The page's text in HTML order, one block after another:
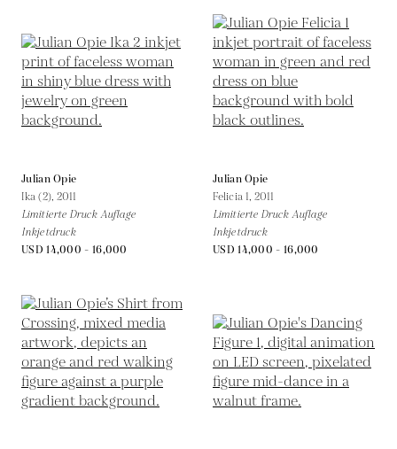
Julian Opie
Ika (2), 2011
Limitierte Druck Auflage
Inkjetdruck
USD 14,000 - 16,000
Julian Opie
Felicia 1,2011
Limitierte Druck Auflage
Inkjetdruck
USD 14,000 - 16,000